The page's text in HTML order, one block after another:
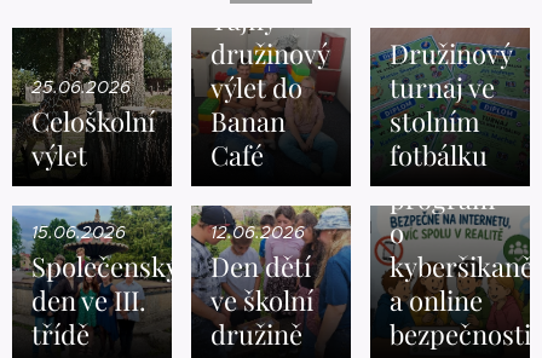
25.06.2026
Celoškolní
výlet
Tajný
družinový
výlet do
Banan
Café
Družinový
turnaj ve
stolním
fotbálku
15.06.2026
Společenský
den ve III.
třídě
12.06.2026
Den dětí
ve školní
družině
12.06.2026
Preventivní
program
o
kyberšikaně
a online
bezpečnosti